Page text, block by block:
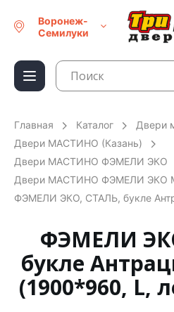
Воронеж-
Семилуки
Главная Каталог
Двери
Двери МАСТИНО (Казань)
Двери МАСТИНО ФЭМЕЛИ ЭКО
Двери МАСТИНО ФЭМЕЛИ ЭКО
ФЭМЕЛИ ЭКО, СТАЛЬ, букле
ФЭМЕЛИ
букле
(1900*960, L,